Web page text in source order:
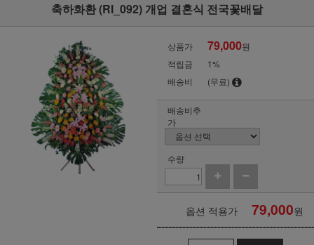
축하화환 (RI_092) 개업 결혼식 전국꽃배달
상품가 79,000원
적립금
1%
배송비
(무료)
배송비추
가
수량
옵션 적용가 79,000원